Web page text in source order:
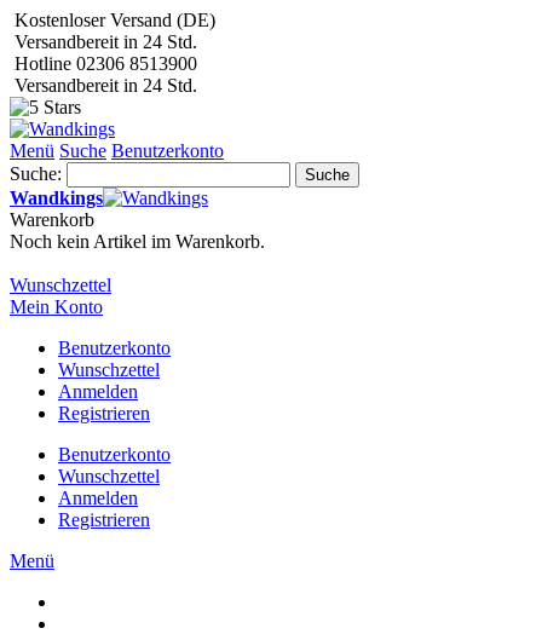
Kostenloser Versand (DE)
Versandbereit in 24 Std.
Hotline 02306 8513900
Versandbereit in 24 Std.
Menü Suche Benutzerkonto
Suche:
Suche
Wandkings
Warenkorb
Noch kein Artikel im Warenkorb.
Wunschzettel
Mein Konto
Benutzerkonto
Wunschzettel
Anmelden
Registrieren
Benutzerkonto
Wunschzettel
Anmelden
Registrieren
Menü